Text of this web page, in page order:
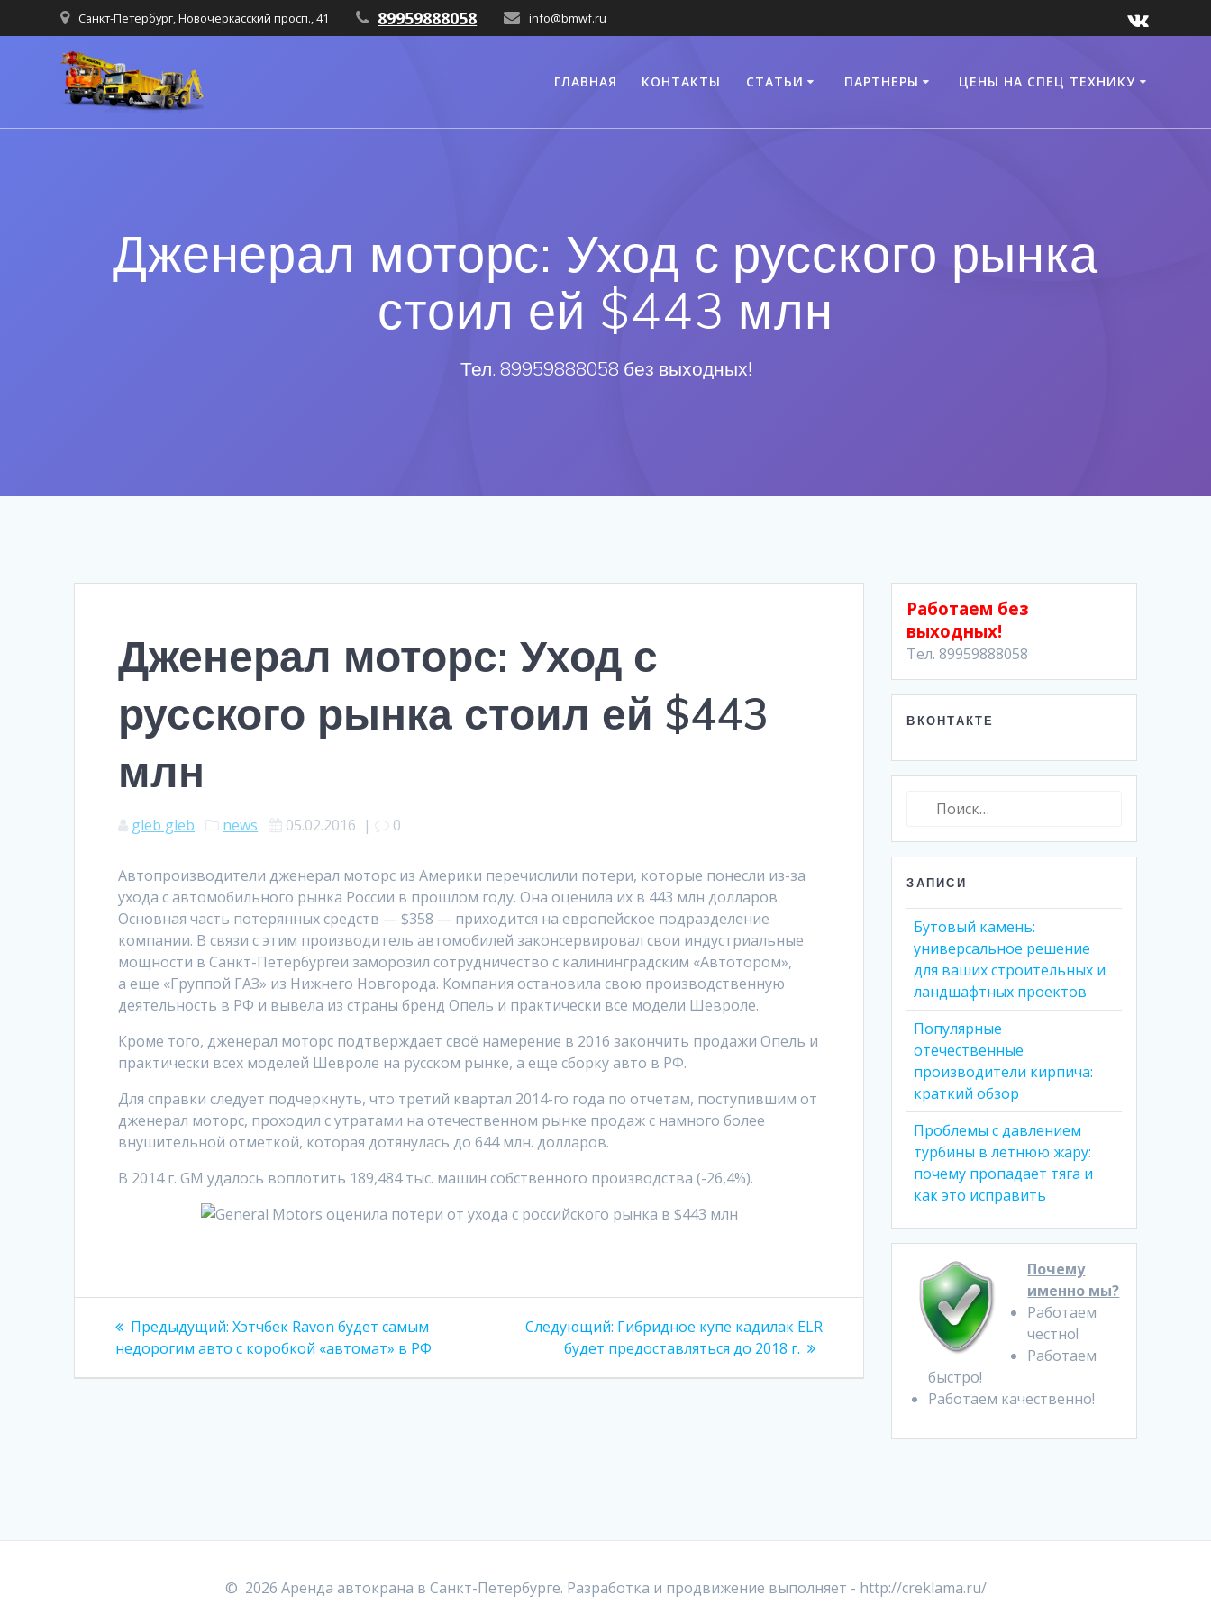
Санкт-Петербург, Новочеркасский просп., 41 89959888058 info@bmwf.ru
ГЛАВНАЯ КОНТАКТЫ СТАТЬИ ПАРТНЕРЫ ЦЕНЫ НА СПЕЦ ТЕХНИКУ
Дженерал моторс: Уход с русского рынка
стоил ей $443 млн
Тел. 89959888058 без выходных!
Дженерал моторс: Уход с
русского рынка стоил ей $443
млн
gleb gleb news 05.02.2016 | 0
Автопроизводители дженерал моторс из Америки перечислили потери, которые понесли из-за
ухода с автомобильного рынка России в прошлом году. Она оценила их в 443 млн долларов.
Основная часть потерянных средств — $358 — приходится на европейское подразделение
компании. В связи с этим производитель автомобилей законсервировал свои индустриальные
мощности в Санкт-Петербургеи заморозил сотрудничество с калининградским «Автотором»,
а еще «Группой ГАЗ» из Нижнего Новгорода. Компания остановила свою производственную
деятельность в РФ и вывела из страны бренд Опель и практически все модели Шевроле.
Кроме того, дженерал моторс подтверждает своё намерение в 2016 закончить продажи Опель и
практически всех моделей Шевроле на русском рынке, а еще сборку авто в РФ.
Для справки следует подчеркнуть, что третий квартал 2014-го года по отчетам, поступившим от
дженерал моторс, проходил с утратами на отечественном рынке продаж с намного более
внушительной отметкой, которая дотянулась до 644 млн. долларов.
В 2014 г. GM удалось воплотить 189,484 тыс. машин собственного производства (-26,4%).
Навигация
по
Предыдущий: Предыдущая
запись:
Хэтчбек Ravon будет самым
недорогим авто с коробкой «автомат» в РФ
Следующий: Следующая
запись:
Гибридное купе кадилак ELR
будет предоставляться до 2018 г.
Работаем без
выходных!
Тел. 89959888058
ВКОНТАКТЕ
Найти:
ЗАПИСИ
Бутовый камень:
универсальное решение
для ваших строительных и
ландшафтных проектов
Популярные
отечественные
производители кирпича:
краткий обзор
Проблемы с давлением
турбины в летнюю жару:
почему пропадает тяга и
как это исправить
Почему
именно мы?
Работаем
честно!
Работаем
быстро!
Работаем качественно!
© 2026 Аренда автокрана в Санкт-Петербурге. Разработка и продвижение выполняет - http://creklama.ru/